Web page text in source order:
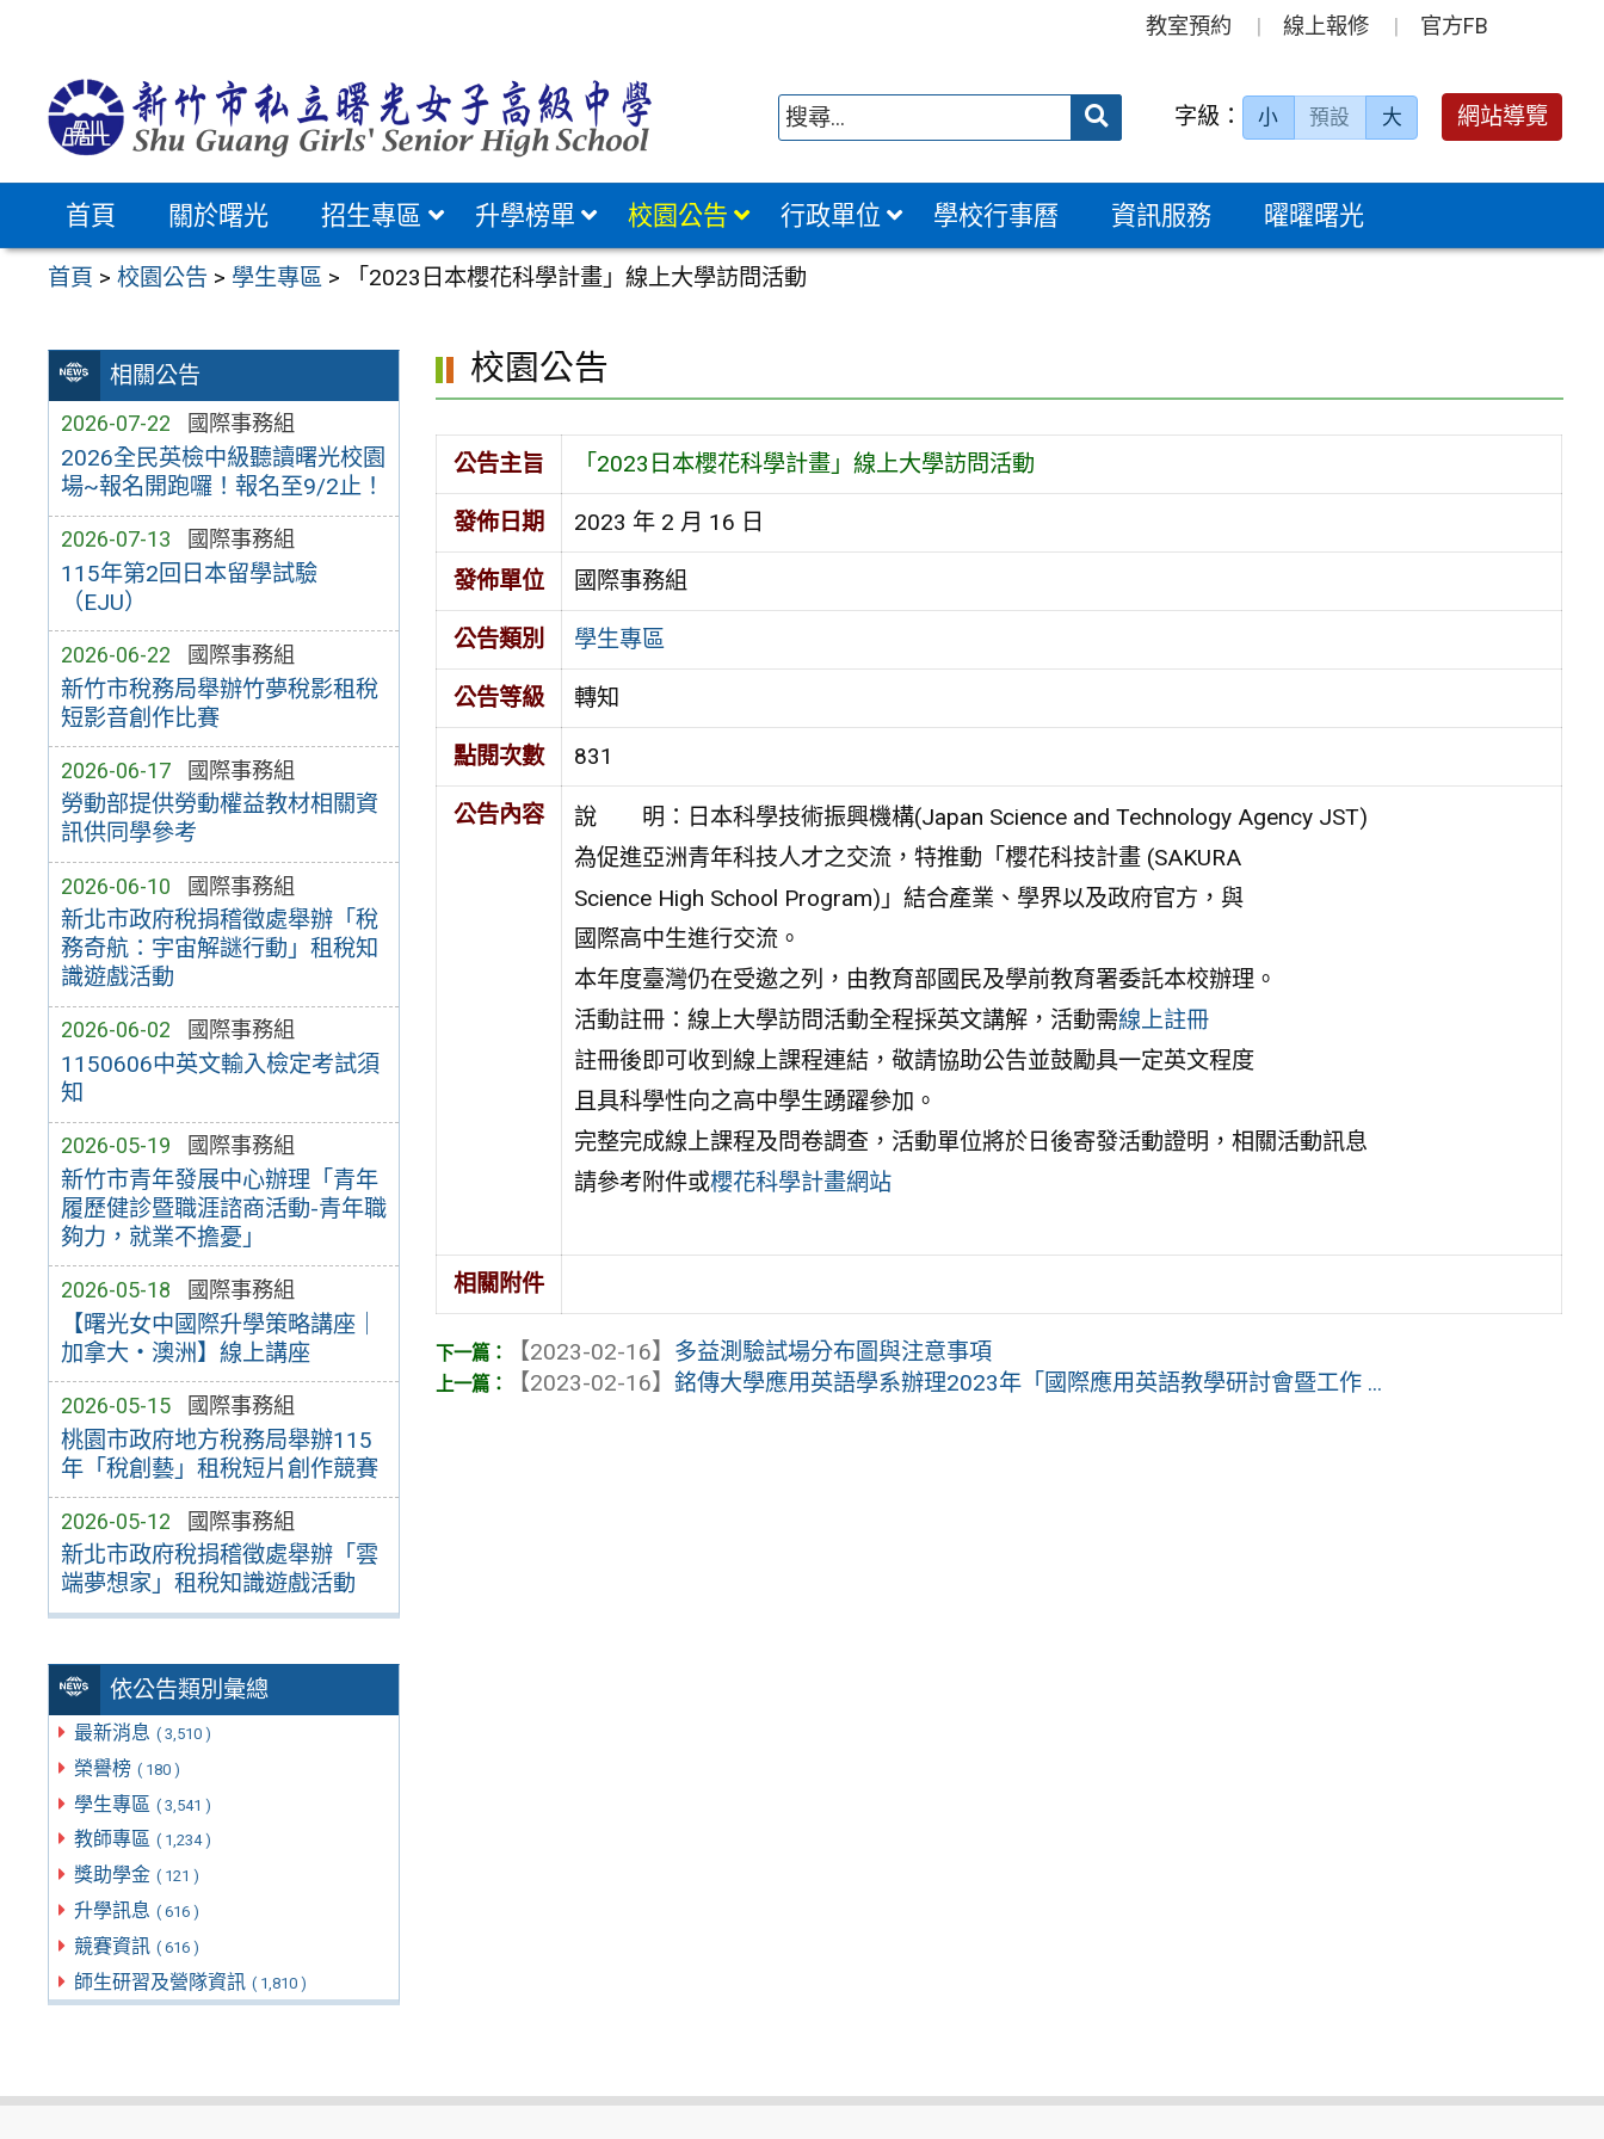
教室預約 線上報修 官方FB
送出 字級： 小 預設 大 網站導覽
首頁 關於曙光 招生專區 升學榜單 校園公告 行政單位 學校行事曆 資訊服務 曜曜曙光
首頁 >校園公告 > 學生專區 > 「2023日本櫻花科學計畫」線上大學訪問活動
相關公告
2026-07-22 國際事務組
2026全民英檢中級聽讀曙光校園
場~報名開跑囉！報名至9/2止！
2026-07-13 國際事務組
115年第2回日本留學試驗
（EJU）
2026-06-22 國際事務組
新竹市稅務局舉辦竹夢稅影租稅
短影音創作比賽
2026-06-17 國際事務組
勞動部提供勞動權益教材相關資
訊供同學參考
2026-06-10 國際事務組
新北市政府稅捐稽徵處舉辦「稅
務奇航：宇宙解謎行動」租稅知
識遊戲活動
2026-06-02 國際事務組
1150606中英文輸入檢定考試須
知
2026-05-19 國際事務組
新竹市青年發展中心辦理「青年
履歷健診暨職涯諮商活動-青年職
夠力，就業不擔憂」
2026-05-18 國際事務組
【曙光女中國際升學策略講座｜
加拿大・澳洲】線上講座
2026-05-15 國際事務組
桃園市政府地方稅務局舉辦115
年「稅創藝」租稅短片創作競賽
2026-05-12 國際事務組
新北市政府稅捐稽徵處舉辦「雲
端夢想家」租稅知識遊戲活動
依公告類別彙總
最新消息 ( 3,510 )
榮譽榜 ( 180 )
學生專區 ( 3,541 )
教師專區 ( 1,234 )
獎助學金 ( 121 )
升學訊息 ( 616 )
競賽資訊 ( 616 )
師生研習及營隊資訊 ( 1,810 )
校園公告
公告主旨 「2023日本櫻花科學計畫」線上大學訪問活動
發佈日期 2023 年 2 月 16 日
發佈單位 國際事務組
公告類別 學生專區
公告等級 轉知
點閱次數 831
公告內容
說 明：日本科學技術振興機構(Japan Science and Technology Agency JST)
為促進亞洲青年科技人才之交流，特推動「櫻花科技計畫 (SAKURA
Science High School Program)」結合產業、學界以及政府官方，與
國際高中生進行交流。
本年度臺灣仍在受邀之列，由教育部國民及學前教育署委託本校辦理。
活動註冊：線上大學訪問活動全程採英文講解，活動需線上註冊
註冊後即可收到線上課程連結，敬請協助公告並鼓勵具一定英文程度
且具科學性向之高中學生踴躍參加。
完整完成線上課程及問卷調查，活動單位將於日後寄發活動證明，相關活動訊息
請參考附件或櫻花科學計畫網站
相關附件
【2023-02-16】 多益測驗試場分布圖與注意事項
【2023-02-16】銘傳大學應用英語學系辦理2023年「國際應用英語教學研討會暨工作 ...